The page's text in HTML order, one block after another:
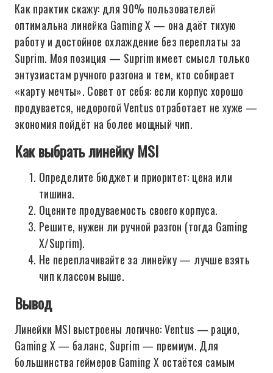
Как практик скажу: для 90% пользователей
оптимальна линейка Gaming X — она даёт тихую
работу и достойное охлаждение без переплаты за
Suprim. Моя позиция — Suprim имеет смысл только
энтузиастам ручного разгона и тем, кто собирает
«карту мечты». Совет от себя: если корпус хорошо
продувается, недорогой Ventus отработает не хуже —
экономия пойдёт на более мощный чип.
Как выбрать линейку MSI
Определите бюджет и приоритет: цена или
тишина.
Оцените продуваемость своего корпуса.
Решите, нужен ли ручной разгон (тогда Gaming
X/Suprim).
Не переплачивайте за линейку — лучше взять
чип классом выше.
Вывод
Линейки MSI выстроены логично: Ventus — рацио,
Gaming X — баланс, Suprim — премиум. Для
большинства геймеров Gaming X остаётся самым